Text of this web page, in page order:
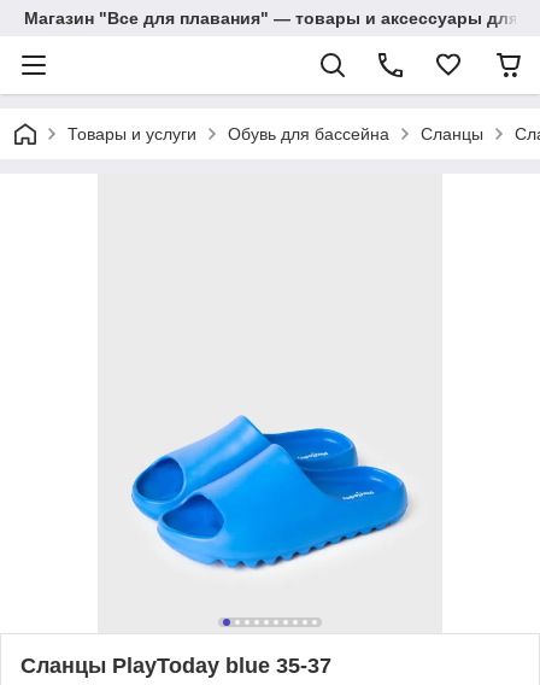
Магазин "Все для плавания" — товары и аксессуары для
Товары и услуги Обувь для бассейна Сланцы
Cланцы PlayToday blue 35-37